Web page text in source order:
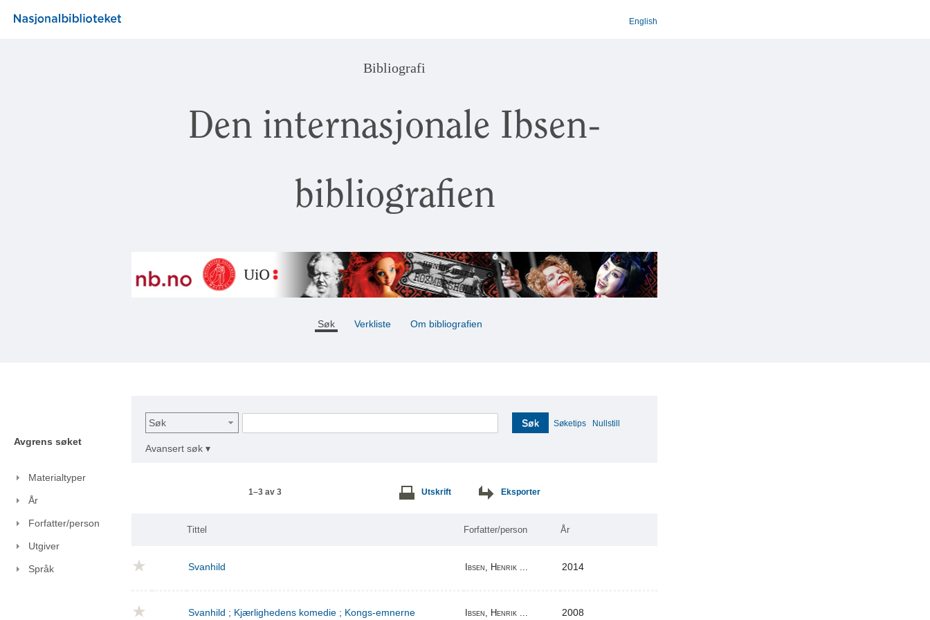
English
Bibliografi
Den internasjonale Ibsen-
bibliografien
Søk Verkliste Om bibliografien
Avgrens søket
Materialtyper
År
Forfatter/person
Utgiver
Språk
Søk Søk Søketips Nullstill
Avansert søk ▾
1–3 av 3 Utskrift Eksporter
Tittel Forfatter/person År
Svanhild Ibsen, Henrik ... 2014
Svanhild ; Kjærlighedens komedie ; Kongs-emnerne Ibsen, Henrik ... 2008